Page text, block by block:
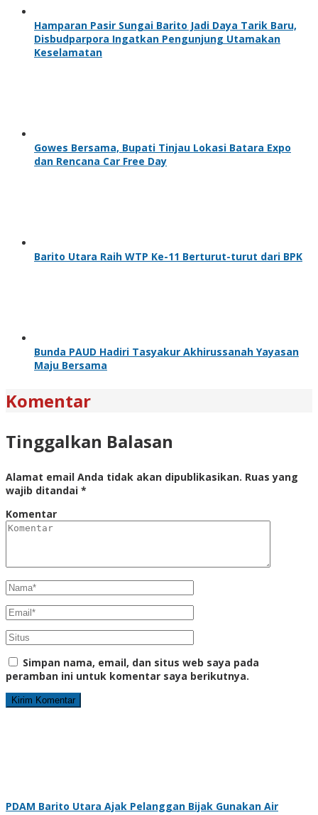
Hamparan Pasir Sungai Barito Jadi Daya Tarik Baru,
Disbudparpora Ingatkan Pengunjung Utamakan
Keselamatan
Gowes Bersama, Bupati Tinjau Lokasi Batara Expo
dan Rencana Car Free Day
Barito Utara Raih WTP Ke-11 Berturut-turut dari BPK
Bunda PAUD Hadiri Tasyakur Akhirussanah Yayasan
Maju Bersama
Komentar
Tinggalkan Balasan
Alamat email Anda tidak akan dipublikasikan. Ruas yang
wajib ditandai *
Komentar
Simpan nama, email, dan situs web saya pada
peramban ini untuk komentar saya berikutnya.
PDAM Barito Utara Ajak Pelanggan Bijak Gunakan Air